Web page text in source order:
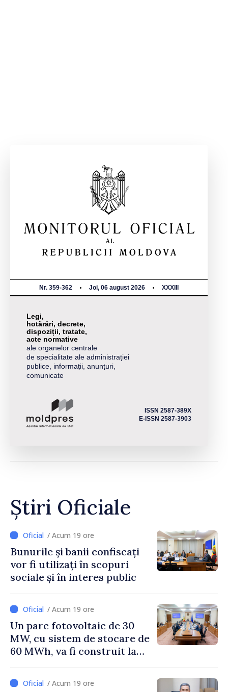
Nr. 359-362 Joi, 06 august 2026 XXXIII
Legi,
hotărâri, decrete,
dispoziții, tratate,
acte normative
ale organelor centrale
de specialitate ale administrației
publice, informații, anunțuri,
comunicate
ISSN 2587-389X
E-ISSN 2587-3903
Știri Oficiale
/ Acum 19 ore
Bunurile și banii confiscați
vor fi utilizați în scopuri
sociale și în interes public
/ Acum 19 ore
Un parc fotovoltaic de 30
MW, cu sistem de stocare de
60 MWh, va fi construit la
/ Acum 19 ore